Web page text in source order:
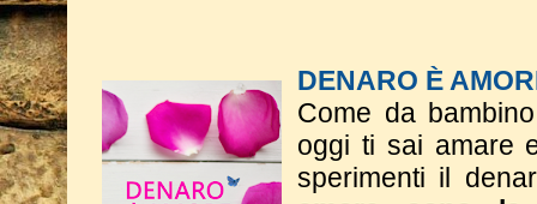
DENARO È
Come da
oggi ti sai amare
sperimenti il